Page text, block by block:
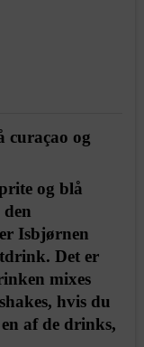
curaçao og
og blå
Isbjørnen
Det er
mixes
hvis du
af de drinks,